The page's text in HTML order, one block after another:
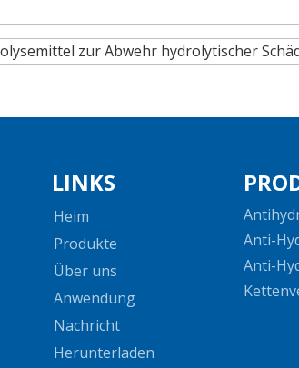
zur Abwehr hydrolytischer
LINKS
Heim
Produkte
Über uns
Anwendung
Nachricht
Herunterladen
Anti-
Anti-